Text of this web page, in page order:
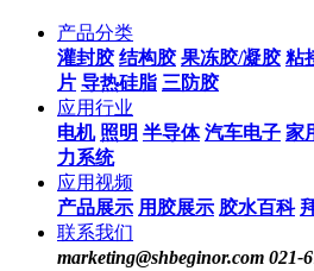
产品分类
灌封胶 结构胶 果冻胶/凝胶 粘
片 导热硅脂 三防胶
应用行业
电机 照明 半导体 汽车电子 家
力系统
应用视频
产品展示 用胶展示 胶水百科
联系我们
marketing@shbeginor.com 021-